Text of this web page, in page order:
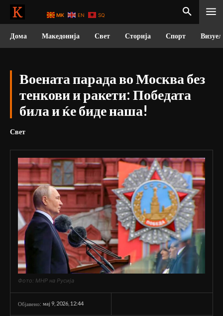
Дома Македонија Свет Сторија Спорт
Воената парада во Москва без
тенкови и ракети: Победата
била и ќе биде наша!
Свет
Фото: МНР на Русија
Објавено: мај 9, 2026, 12:44
MK EN SQ